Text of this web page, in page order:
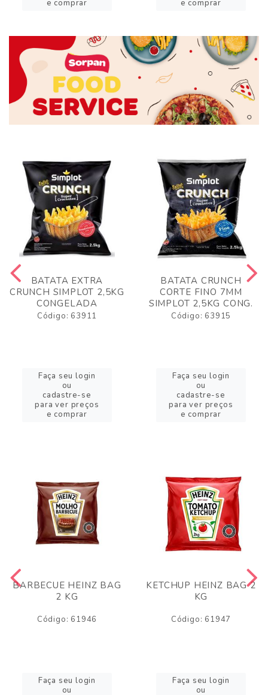
e comprar
e comprar
BATATA EXTRA
CRUNCH SIMPLOT 2,5KG
CONGELADA
Código: 63911
Faça seu login
ou
cadastre-se
para ver preços
e comprar
BATATA CRUNCH
CORTE FINO 7MM
SIMPLOT 2,5KG CONG.
Código: 63915
Faça seu login
ou
cadastre-se
para ver preços
e comprar
BARBECUE HEINZ BAG
2 KG
Código: 61946
Faça seu login
ou
KETCHUP HEINZ BAG 2
KG
Código: 61947
Faça seu login
ou